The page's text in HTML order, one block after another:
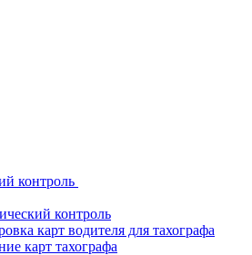
контроль
контроль
карт водителя для тахографа
карт тахографа